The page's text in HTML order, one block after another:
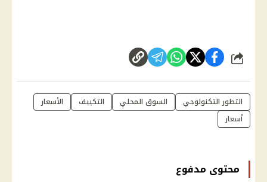
شارك
التطور التكنولوجي السوق المحلي التكييف
الأسعار
أسعار
محتوى مدفوع